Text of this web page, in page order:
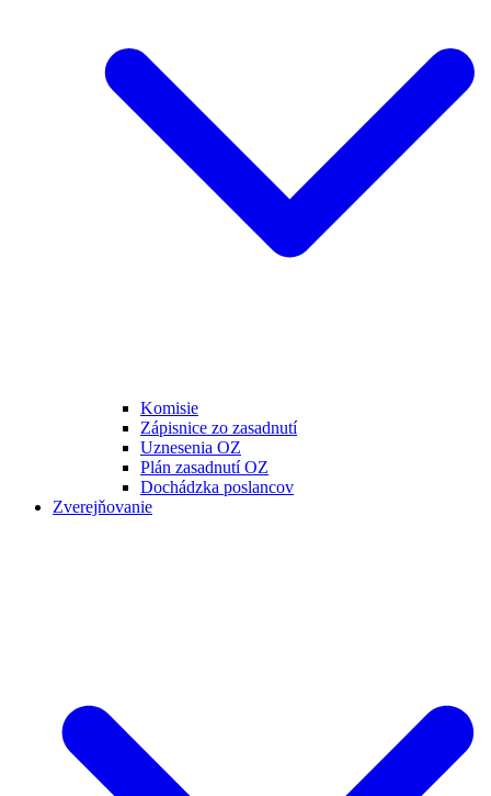
Komisie
Zápisnice zo zasadnutí
Uznesenia OZ
Plán zasadnutí OZ
Dochádzka poslancov
Zverejňovanie